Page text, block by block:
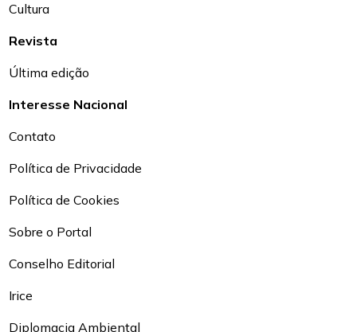
Cultura
Revista
Última edição
Interesse Nacional
Contato
Política de Privacidade
Política de Cookies
Sobre o Portal
Conselho Editorial
Irice
Diplomacia Ambiental